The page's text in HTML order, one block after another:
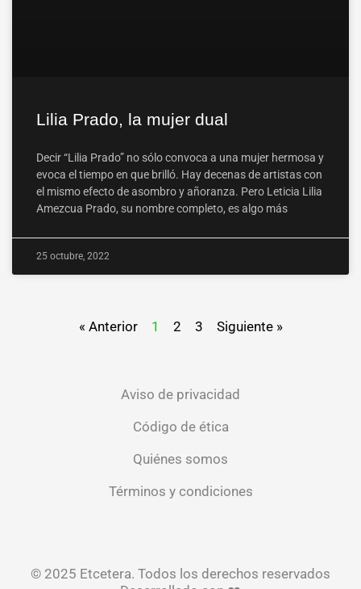
Lilia Prado, la mujer dual
Decir “Lilia Prado” no sólo convoca a una mujer hermosa y
evoca el tiempo en que brilló. Hay decenas de artistas con
el mismo efecto de asombro y añoranza. Pero Leticia Lilia
Amezcua Prado, su nombre completo, es algo más
25 octubre, 2022
« Anterior 1 2 3 Siguiente »
Aviso de privacidad
Código de ética
Quiénes somos
Términos y condiciones
© 2025 Etcetera. Todos los derechos reservados